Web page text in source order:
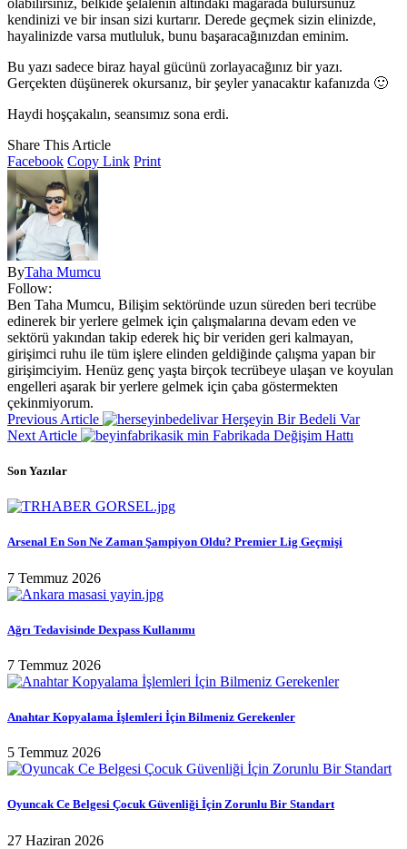
kendinizi ve bir insan sizi kurtarır. Derede geçmek sizin elinizde,
hayalinizde varsa mutluluk, bunu başaracağınızdan eminim.
Bu yazı sadece biraz hayal gücünü zorlayacağınız bir yazı.
Gerçekten düşünerek okursanız, bir şeyler yanacaktır kafanızda 🙂
Haydi hoşçakalın, seansımız sona erdi.
Share This Article
Facebook Copy Link Print
ByTaha Mumcu
Follow:
Ben Taha Mumcu, Bilişim sektöründe uzun süreden beri tecrübe
edinerek bir yerlere gelmek için çalışmalarına devam eden ve
sektörü yakından takip ederek hiç bir veriden geri kalmayan,
girişimci ruhu ile tüm işlere elinden geldiğinde çalışma yapan bir
girişimciyim. Henüz genç yaşta birçok tecrübeye ulaşan ve koyulan
engelleri aşarak bir yerlere gelmek için çaba göstermekten
çekinmiyorum.
Previous Article
Herşeyin Bir Bedeli Var
Next Article
Fabrikada Değişim Hattı
Son Yazılar
Arsenal En Son Ne Zaman Şampiyon Oldu? Premier Lig Geçmişi
7 Temmuz 2026
Ağrı Tedavisinde Dexpass Kullanımı
7 Temmuz 2026
Anahtar Kopyalama İşlemleri İçin Bilmeniz Gerekenler
5 Temmuz 2026
Oyuncak Ce Belgesi Çocuk Güvenliği İçin Zorunlu Bir Standart
27 Haziran 2026